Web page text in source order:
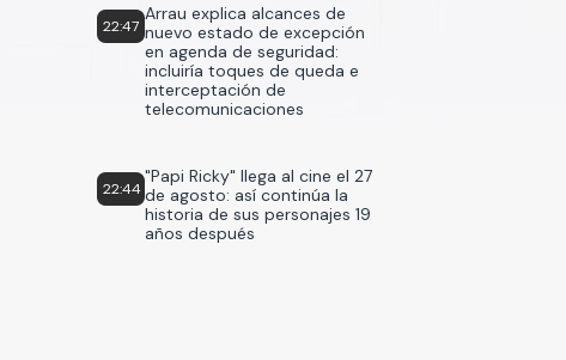
22:47
Arrau explica alcances de
nuevo estado de excepción
en agenda de seguridad:
incluiría toques de queda e
interceptación de
telecomunicaciones
22:44
"Papi Ricky" llega al cine el 27
de agosto: así continúa la
historia de sus personajes 19
años después